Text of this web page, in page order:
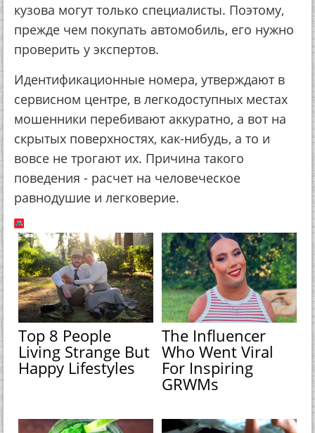
кузова могут только специалисты. Поэтому,
прежде чем покупать автомобиль, его нужно
проверить у экспертов.
Идентификационные номера, утверждают в
сервисном центре, в легкодоступных местах
мошенники перебивают аккуратно, а вот на
скрытых поверхностях, как-нибудь, а то и
вовсе не трогают их. Причина такого
поведения - расчет на человеческое
равнодушие и легковерие.
Top 8 People
Living Strange But
Happy Lifestyles
The Influencer
Who Went Viral
For Inspiring
GRWMs